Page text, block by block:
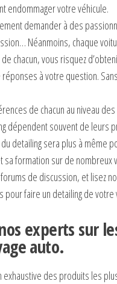
endommager votre véhicule.
demander à des
Néanmoins, chaque
chacun, vous risquez
à votre question.
de chacun au niveau
dépendent souvent de leurs
detailing sera plus à même
sa formation sur de nombreux
de discussion, et lisez
pour faire un detailing de votre
experts sur
auto.
exhaustive des produits les